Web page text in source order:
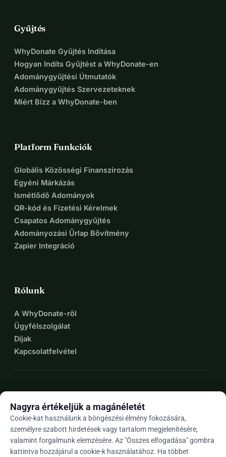
Gyűjtés
WhyDonate Gyűjtés Indítása
Hogyan Indíts Gyűjtést a WhyDonate-en
Adománygyűjtési Útmutatók
Adománygyűjtés Szervezeteknek
Miért Bízz a WhyDonate-ben
Platform Funkciók
Globális Közösségi Finanszírozás
Egyéni Márkázás
Ismétlődő Adományok
QR-kód és Fizetési Kérelmek
Csapatos Adománygyűjtés
Adományozási Űrlap Bővítmény
Zapier Integráció
Rólunk
A WhyDonate-ről
Ügyfélszolgálat
Díjak
Kapcsolatfelvétel
Huarrow_drop_down
Nagyra értékeljük a magánéletét
Cookie-kat használunk a böngészési élmény fokozására,
személyre szabott hirdetések vagy tartalom megjelenítésére,
valamint forgalmunk elemzésére. Az "Összes elfogadása" gombra
kattintva hozzájárul a cookie-k használatához. Ha többet